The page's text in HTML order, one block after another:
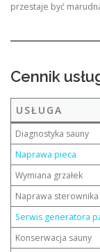
przestaje być
Cennik
USŁUGA
Diagnostyka sauny
Naprawa pieca
Wymiana grzałek
Naprawa sterownika
Serwis generatora
Konserwacja sauny